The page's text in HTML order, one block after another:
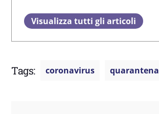
Visualizza tutti gli articoli
Tags: coronavirus quarantena